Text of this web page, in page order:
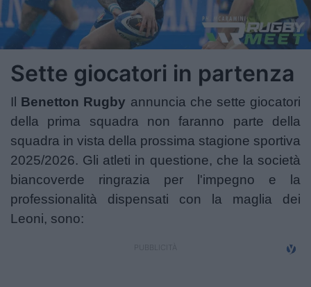
Sette giocatori in partenza
Il Benetton Rugby annuncia che sette giocatori
della prima squadra non faranno parte della
squadra in vista della prossima stagione sportiva
2025/2026. Gli atleti in questione, che la società
biancoverde ringrazia per l'impegno e la
professionalità dispensati con la maglia dei
Leoni, sono: